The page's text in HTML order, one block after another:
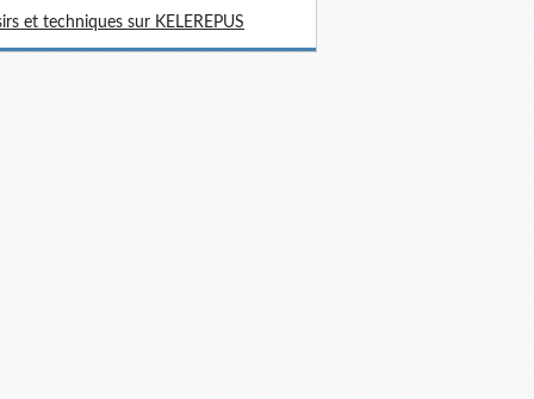
et techniques sur KELEREPUS